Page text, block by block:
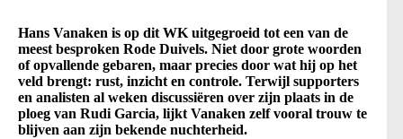
Hans Vanaken is op dit WK uitgegroeid tot een van de
meest besproken Rode Duivels. Niet door grote woorden
of opvallende gebaren, maar precies door wat hij op het
veld brengt: rust, inzicht en controle. Terwijl supporters
en analisten al weken discussiëren over zijn plaats in de
ploeg van Rudi Garcia, lijkt Vanaken zelf vooral trouw te
blijven aan zijn bekende nuchterheid.